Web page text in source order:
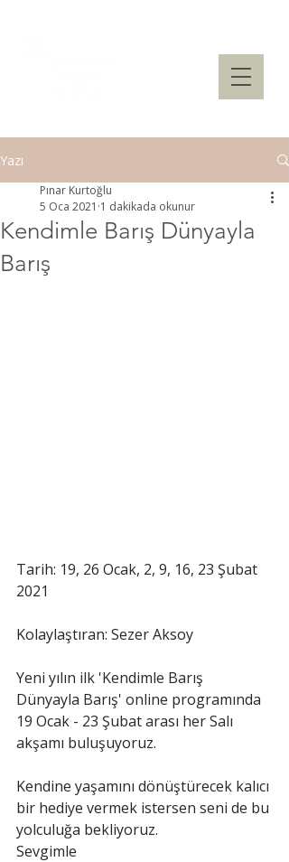
Yazı
Kendimle Barış Dünyayla
Barış
Pınar Kurtoğlu
5 Oca 2021 1 dakikada okunur
Tarih: 19, 26 Ocak, 2, 9, 16, 23 Şubat
2021
Kolaylaştıran: Sezer Aksoy
Yeni yılın ilk 'Kendimle Barış
Dünyayla Barış' online programında
19 Ocak - 23 Şubat arası her Salı
akşamı buluşuyoruz.
Kendine yaşamını dönüştürecek kalıcı
bir hediye vermek istersen seni de bu
yolculuğa bekliyoruz.
Sevgimle